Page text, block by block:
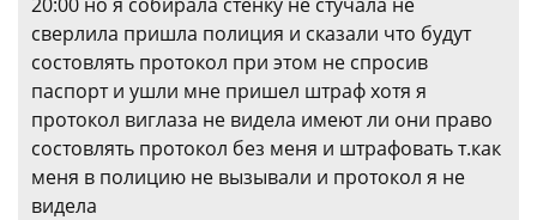
сверлила пришла полиция и сказали что будут
состовлять протокол при этом не спросив
паспорт и ушли мне пришел штраф хотя я
протокол виглаза не видела имеют ли они право
состовлять протокол без меня и штрафовать т.как
меня в полицию не вызывали и протокол я не
видела